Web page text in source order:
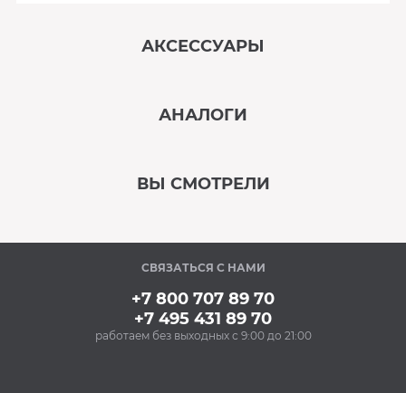
АКСЕССУАРЫ
АНАЛОГИ
ВЫ СМОТРЕЛИ
В наличии
СВЯЗАТЬСЯ С НАМИ
+7 800 707 89 70
+7 495 431 89 70
работаем без выходных с 9:00 до 21:00